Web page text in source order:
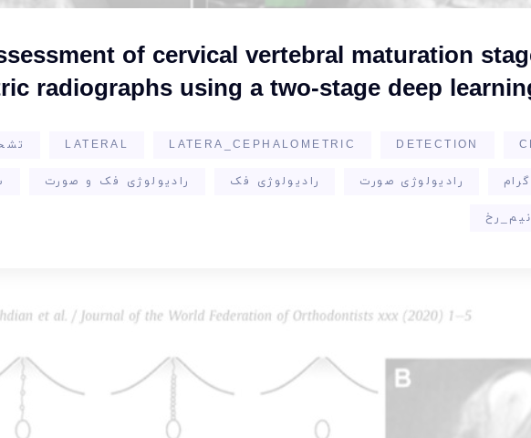
of cervical vertebral maturation
radiographs using a two-stage deep
DETECTION
LATERA_CEPHALOMETRIC
LATERAL
رادیولوژی صورت رادیولوژی فک رادیولوژی فک و صورت
نیم_رخ